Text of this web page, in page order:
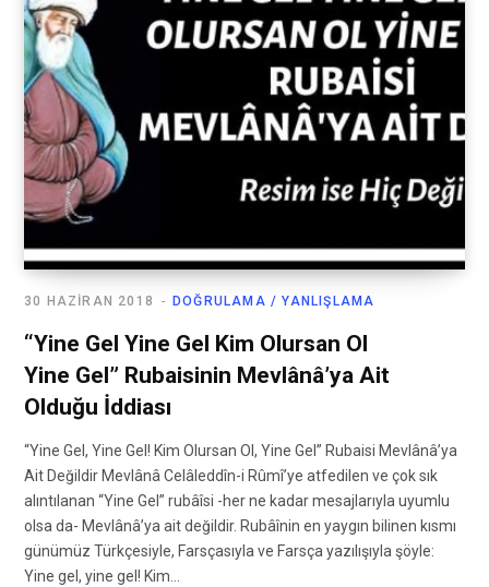
DOĞRULAMA / YANLIŞLAMA
30 HAZIRAN 2018
“Yine Gel Yine Gel Kim Olursan Ol
Yine Gel” Rubaisinin Mevlânâ’ya Ait
Olduğu İddiası
“Yine Gel, Yine Gel! Kim Olursan Ol, Yine Gel” Rubaisi Mevlânâ’ya
Ait Değildir Mevlânâ Celâleddîn-i Rûmî’ye atfedilen ve çok sık
alıntılanan “Yine Gel” rubâîsi -her ne kadar mesajlarıyla uyumlu
olsa da- Mevlânâ’ya ait değildir. Rubâînin en yaygın bilinen kısmı
günümüz Türkçesiyle, Farsçasıyla ve Farsça yazılışıyla şöyle:
Yine gel, yine gel! Kim…